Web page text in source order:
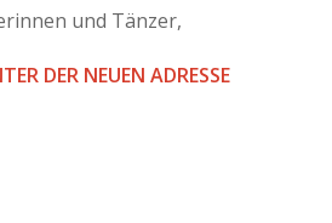
und Tänzer,
DER NEUEN ADRESSE